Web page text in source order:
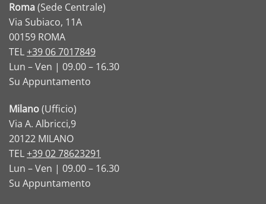
Roma(Sede Centrale)
Via Subiaco, 11A
00159 ROMA
TEL+39 06 7017849
Lun – Ven | 09.00 – 16.30
Su Appuntamento
Milano(Ufficio)
Via A. Albricci,9
20122 MILANO
TEL+39 02 78623291
Lun – Ven | 09.00 – 16.30
Su Appuntamento